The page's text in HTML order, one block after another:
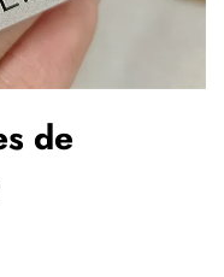
de